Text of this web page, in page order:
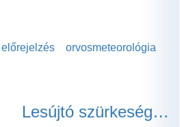
orvosmeteorológia
Lesújtó szürkeség…